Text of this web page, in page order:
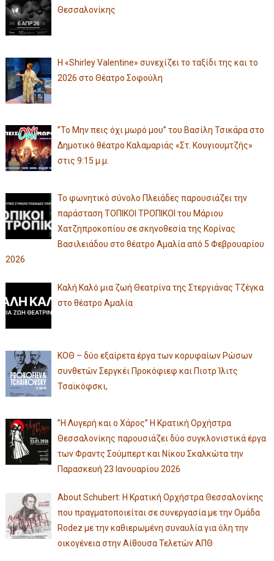
Θεσσαλονίκης
Η «Shirley Valentine» συνεχίζει το ταξίδι της και το
2026 στο Θέατρο Σοφούλη
”Το Μην πεις όχι μωρό μου” του Βασίλη Τσικάρα στο
Δημοτικό θέατρο Καλαμαριάς «Στ. Κουγιουμτζής»
στις 9:15 μ.μ.
Το φωνητικό σύνολο Πλειάδες παρουσιάζει την
παράσταση ΤΟΠΙΚΟΙ ΤΡΟΠΙΚΟΙ του Μάριου
Χατζηπροκοπίου σε σκηνοθεσία της Κορίνας
Βασιλειάδου στο θέατρο Αμαλία από 5 Φεβρουαρίου
2026
Καλή Καλό μια ζωή Θεατρίνα της Στεργιάνας Τζέγκα
στο θέατρο Αμαλία
ΚΟΘ – δύο εξαίρετα έργα των κορυφαίων Ρώσων
συνθετών Σεργκέι Προκόφιεφ και Πιοτρ Ίλιτς
Τσαϊκόφσκι,
”Η Λυγερή και ο Χάρος” Η Κρατική Ορχήστρα
Θεσσαλονίκης παρουσιάζει δύο συγκλονιστικά έργα
των Φραντς Σούμπερτ και Νίκου Σκαλκώτα την
Παρασκευή 23 Ιανουαρίου 2026
About Schubert: Η Κρατική Ορχήστρα Θεσσαλονίκης
που πραγματοποιείται σε συνεργασία με την Ομάδα
Rodez με την καθιερωμένη συναυλία για όλη την
οικογένεια στην Αίθουσα Τελετών ΑΠΘ